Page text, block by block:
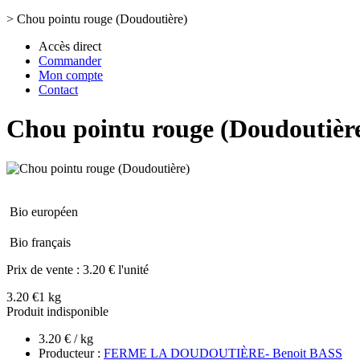
> Chou pointu rouge (Doudoutière)
Accès direct
Commander
Mon compte
Contact
Chou pointu rouge
Bio européen
Bio français
Prix de vente : 3.20 € l'unité
3.20 €1 kg
Produit indisponible
3.20 € / kg
Producteur : FERME LA DOUDOUTIÈRE- Benoit BASS